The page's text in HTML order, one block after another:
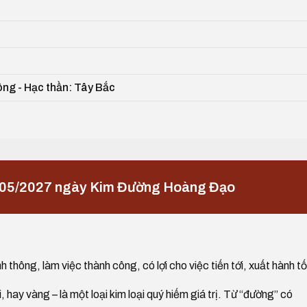
- Hạc thần: Tây Bắc
2027 ngày Kim Đường Hoàng Đạo
thông, làm việc thành công, có lợi cho việc tiến tới, xuất hành
vàng – là một loại kim loại quý hiếm giá trị. Từ “đường” có